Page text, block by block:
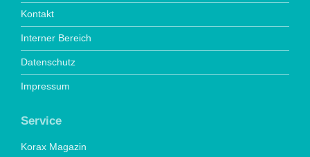
Kontakt
Interner Bereich
Datenschutz
Impressum
Service
Korax Magazin